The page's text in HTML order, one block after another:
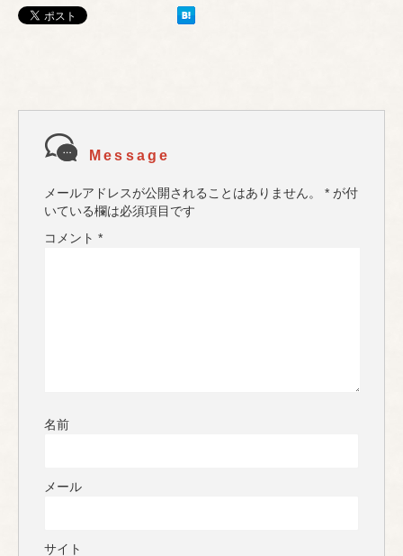
Message
メールアドレスが公開されることはありません。 * が付
いている欄は必須項目です
コメント *
名前
メール
サイト